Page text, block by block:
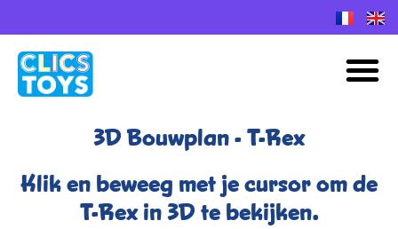
inhoud
3D Bouwplan - T-Rex
Klik en beweeg met je cursor om de
T-Rex in 3D te bekijken.